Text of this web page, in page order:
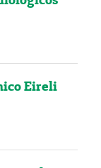
Eireli